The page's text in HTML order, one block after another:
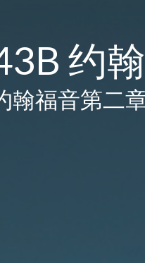
约
翰福音第二